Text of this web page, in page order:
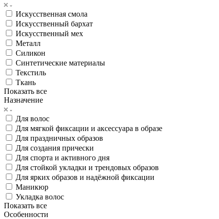
Искусственная смола
Искусственный бархат
Искусственный мех
Металл
Силикон
Синтетические материалы
Текстиль
Ткань
Показать все
Назначение
Для волос
Для мягкой фиксации и аксессуара в образе
Для праздничных образов
Для создания прически
Для спорта и активного дня
Для стойкой укладки и трендовых образов
Для ярких образов и надёжной фиксации
Маникюр
Укладка волос
Показать все
Особенности